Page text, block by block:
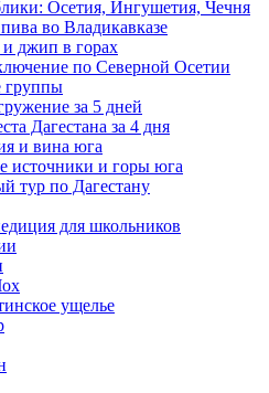
Осетия, Ингушетия, Чечня
во Владикавказе
джип в горах
по Северной Осетии
группы
за 5 дней
Дагестана за 4 дня
и вина юга
источники и горы юга
тур по Дагестану
для школьников
ущелье